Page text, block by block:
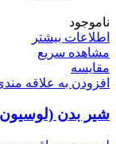
ناموجود
اطلاعات بیشتر
مشاهده سریع
مقایسه
افزودن به علاقه
شیر بدن (لوسیون)